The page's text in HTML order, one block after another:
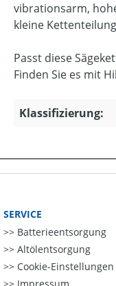
vibrationsarm,
kleine
Passt diese
Finden Sie es mit
Klassifizierung:
SERVICE
Batterieentsorgung
Altölentsorgung
Cookie-Einstellungen